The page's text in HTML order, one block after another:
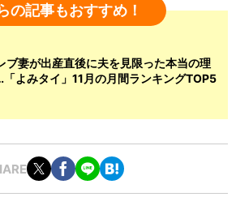
の記事もおすすめ！
ブ妻が出産直後に夫を見限った本当の理
よみタイ」11月の月間ランキングTOP5